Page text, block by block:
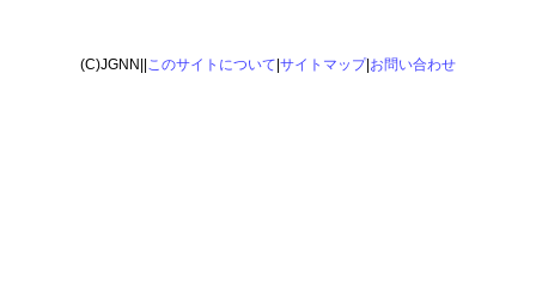
(C)JGNN|| このサイトについて サイトマップ| お問い合わせ